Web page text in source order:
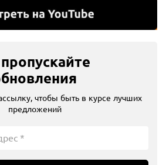
чтобы быть в курсе лучших
предложений